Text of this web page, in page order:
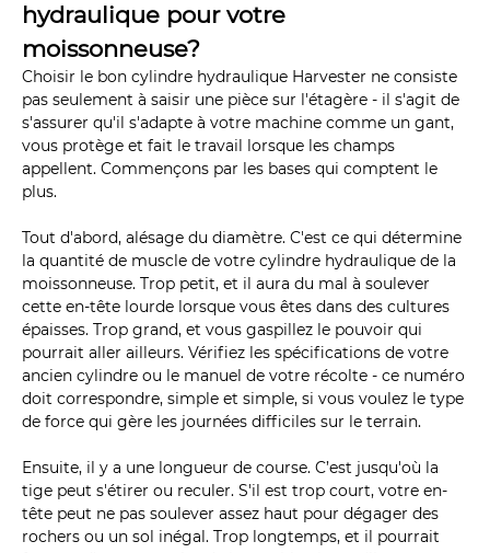
hydraulique pour votre
moissonneuse?
Choisir le bon cylindre hydraulique Harvester ne consiste
pas seulement à saisir une pièce sur l'étagère - il s'agit de
s'assurer qu'il s'adapte à votre machine comme un gant,
vous protège et fait le travail lorsque les champs
appellent. Commençons par les bases qui comptent le
plus.
Tout d'abord, alésage du diamètre. C'est ce qui détermine
la quantité de muscle de votre cylindre hydraulique de la
moissonneuse. Trop petit, et il aura du mal à soulever
cette en-tête lourde lorsque vous êtes dans des cultures
épaisses. Trop grand, et vous gaspillez le pouvoir qui
pourrait aller ailleurs. Vérifiez les spécifications de votre
ancien cylindre ou le manuel de votre récolte - ce numéro
doit correspondre, simple et simple, si vous voulez le type
de force qui gère les journées difficiles sur le terrain.
Ensuite, il y a une longueur de course. C’est jusqu'où la
tige peut s'étirer ou reculer. S'il est trop court, votre en-
tête peut ne pas soulever assez haut pour dégager des
rochers ou un sol inégal. Trop longtemps, et il pourrait